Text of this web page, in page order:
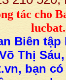
tác cho
Biên tập
Thị
bạn